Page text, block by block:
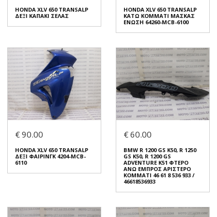
Σε Απόθεμα: 1
Προέλευση:Original
Νούμερο Αγγελίας (SKU):
54247
Συνδεθείτε για αγορά
Σε Απόθεμα: 1
Κατάσταση:
Προέλευση:Original
Νούμερο Αγγελίας (SKU):
54245
Συνδεθείτε για αγορά
HONDA XLV 650 TRANSALP
ΔΕΞΙ ΚΑΠΑΚΙ ΣΕΛΑΣ
HONDA XLV 650 TRANSALP
€ 40.00
Σε Απόθεμα: 1
54243
HONDA XLV 650 TRANSALP
ΚΑΤΩ ΚΟΜΜΑΤΙ ΜΑΣΚΑΣ
ΕΝΩΣΗ 64260-MCB-6100
HONDA XLV 650 TRANSALP
ΕΝΩΣΗ 64260-MCB-6100
Σε Απόθεμα: 1
Κατάσταση:
Μεταχειρισμένο
Προέλευση:Original
54241
€ 90.00
HONDA XLV 650 TRANSALP
ΔΕΞΙ ΦΑΙΡΙΝΓΚ 4204-MCB-
6110
€ 60.00
BMW R 1200 GS K50, R 1250
GS K50, R 1200 GS
ADVENTURE K51 ΦΤΕΡO
ΑΝΩ ΕΜΠΡΟΣ ΑΡΙΣΤΕΡΟ
ΚΟΜΜΑΤΙ 46 61 8 536 933 /
46618536933